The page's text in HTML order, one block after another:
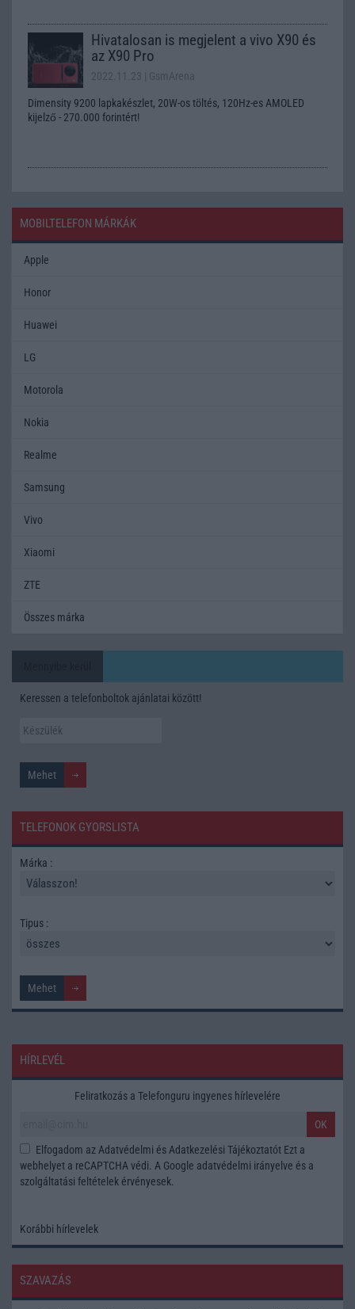
Hivatalosan is megjelent a vivo X90 és
az X90 Pro
2022.11.23 | GsmArena
Dimensity 9200 lapkakészlet, 20W-os töltés, 120Hz-es AMOLED
kijelző - 270.000 forintért!
MOBILTELEFON MÁRKÁK
Apple
Honor
Huawei
LG
Motorola
Nokia
Realme
Samsung
Vivo
Xiaomi
ZTE
Összes márka
Keressen a telefonboltok ajánlatai között!
TELEFONOK GYORSLISTA
Márka :
Tipus :
HÍRLEVÉL
Feliratkozás a Telefonguru ingyenes hírlevelére
OK
Elfogadom az Adatvédelmi és Adatkezelési Tájékoztatót Ezt a
webhelyet a reCAPTCHA védi. A Google adatvédelmi irányelve és a
szolgáltatási feltételek érvényesek.
Korábbi hírlevelek
SZAVAZÁS